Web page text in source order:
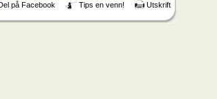
Del på Facebook Tips en venn! Utskrift